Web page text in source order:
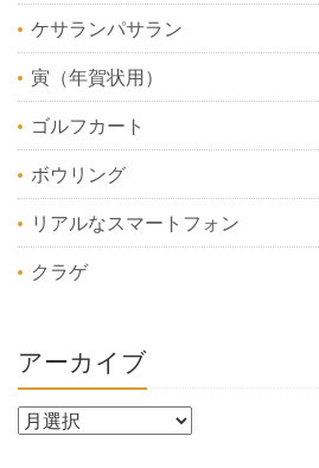
ケサランパサラン
寅（年賀状用）
ゴルフカート
ボウリング
リアルなスマートフォン
クラゲ
アーカイブ